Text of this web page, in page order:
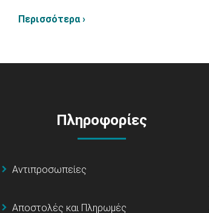
Περισσότερα ›
Πληροφορίες
Αντιπροσωπείες
Αποστολές και Πληρωμές